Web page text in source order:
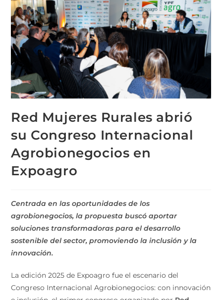
Red Mujeres Rurales abrió
su Congreso Internacional
Agrobionegocios en
Expoagro
Centrada en las oportunidades de los
agrobionegocios, la propuesta buscó aportar
soluciones transformadoras para el desarrollo
sostenible del sector, promoviendo la inclusión y la
innovación.
La edición 2025 de Expoagro fue el escenario del
Congreso Internacional Agrobionegocios: con innovación